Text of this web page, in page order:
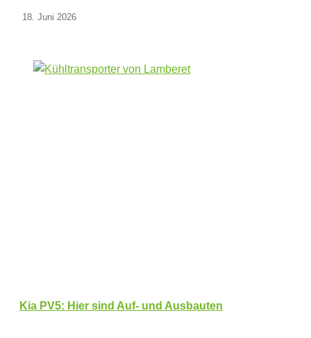
18. Juni 2026
Kia PV5: Hier sind Auf- und Ausbauten